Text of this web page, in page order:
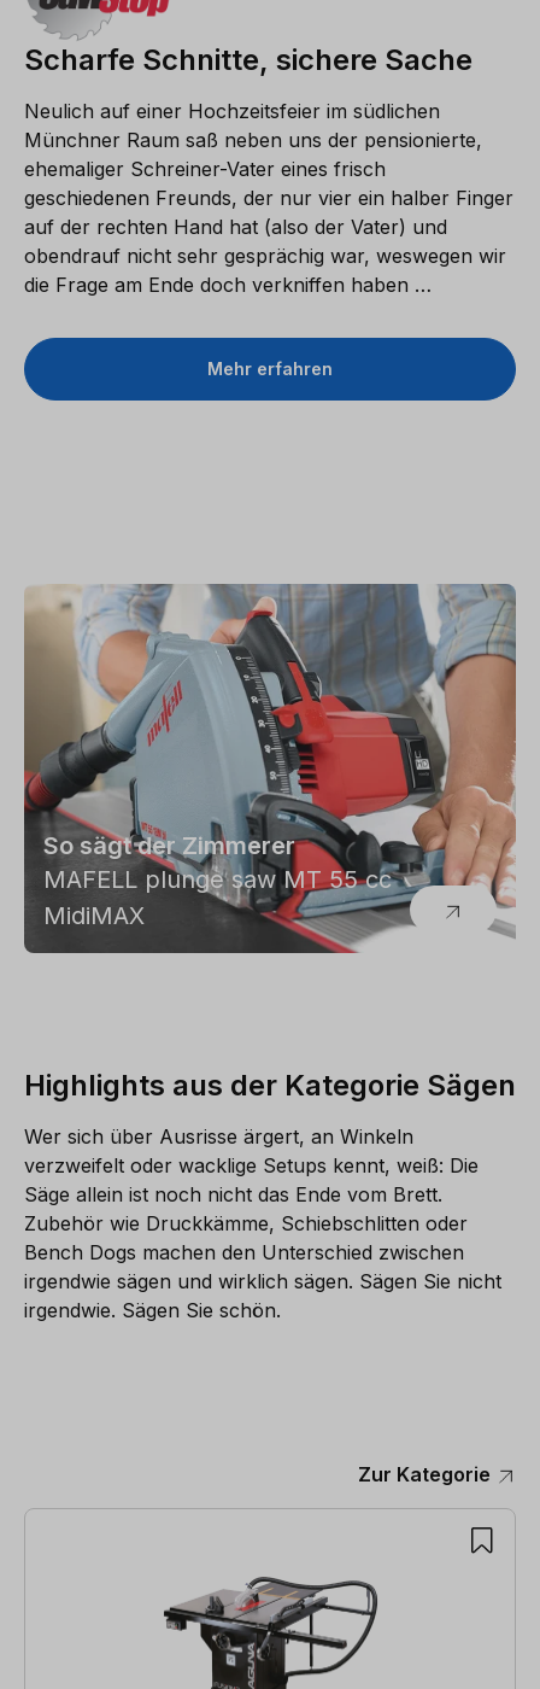
Scharfe Schnitte, sichere Sache
Neulich auf einer Hochzeitsfeier im südlichen
Münchner Raum saß neben uns der pensionierte,
ehemaliger Schreiner-Vater eines frisch
geschiedenen Freunds, der nur vier ein halber Finger
auf der rechten Hand hat (also der Vater) und
obendrauf nicht sehr gesprächig war, weswegen wir
die Frage am Ende doch verkniffen haben …
Mehr erfahren
So sägt der Zimmerer
MAFELL plunge saw MT 55 cc
MidiMAX
Viel Sägeblatt für wenig Geld
"Die Roten" von Freud
Highlights aus der Kategorie Sägen
Wer sich über Ausrisse ärgert, an Winkeln
verzweifelt oder wacklige Setups kennt, weiß: Die
Säge allein ist noch nicht das Ende vom Brett.
Zubehör wie Druckkämme, Schiebschlitten oder
Bench Dogs machen den Unterschied zwischen
irgendwie sägen und wirklich sägen. Sägen Sie nicht
irgendwie. Sägen Sie schön.
Zur Kategorie
Produktgalerie überspringen